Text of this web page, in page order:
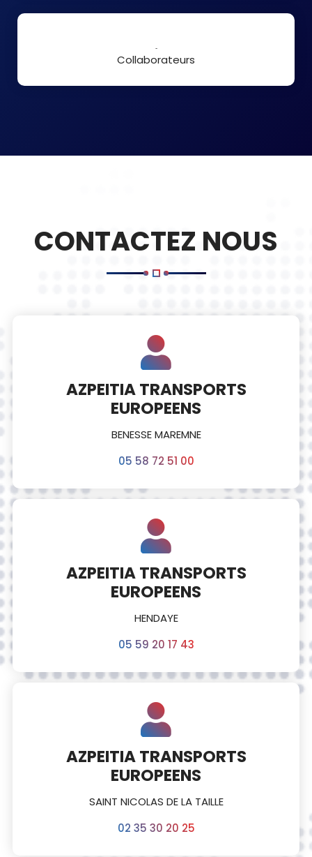
Collaborateurs
CONTACTEZ NOUS
AZPEITIA TRANSPORTS
EUROPEENS
BENESSE MAREMNE
05 58 72 51 00
AZPEITIA TRANSPORTS
EUROPEENS
HENDAYE
05 59 20 17 43
AZPEITIA TRANSPORTS
EUROPEENS
SAINT NICOLAS DE LA TAILLE
02 35 30 20 25